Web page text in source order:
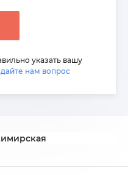
указать вашу
нам вопрос